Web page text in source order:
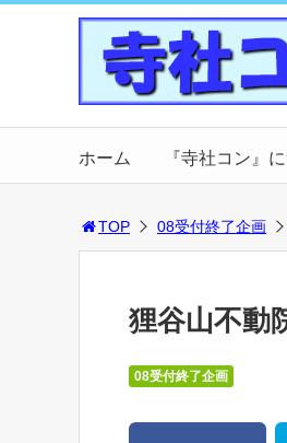
ホーム 『寺社コン』
TOP 08受付終了企画
狸谷山不動
08受付終了企画